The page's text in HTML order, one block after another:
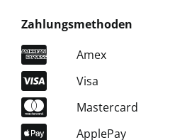
Zahlungsmethoden
Amex
Visa
Mastercard
ApplePay